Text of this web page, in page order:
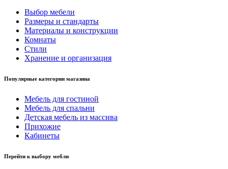
Выбор мебели
Размеры и стандарты
Материалы и конструкции
Комнаты
Стили
Хранение и организация
Популярные категории магазина
Мебель для гостиной
Мебель для спальни
Детская мебель из массива
Прихожие
Кабинеты
Перейти к выбору мебли